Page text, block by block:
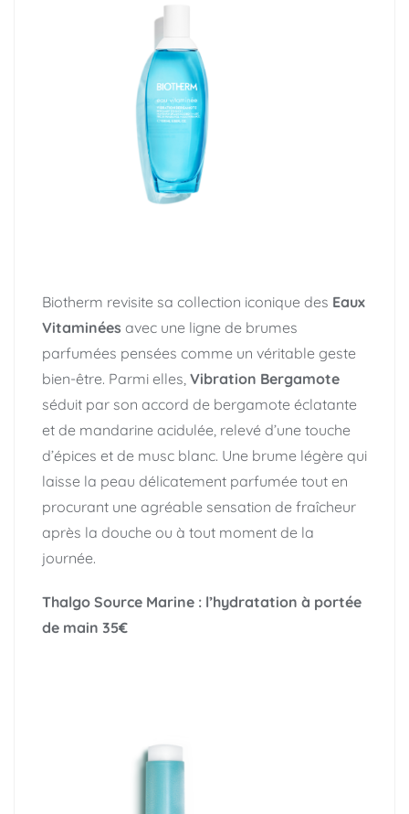
Biotherm revisite sa collection iconique des Eaux
Vitaminées avec une ligne de brumes
parfumées pensées comme un véritable geste
bien-être. Parmi elles, Vibration Bergamote
séduit par son accord de bergamote éclatante
et de mandarine acidulée, relevé d’une touche
d’épices et de musc blanc. Une brume légère qui
laisse la peau délicatement parfumée tout en
procurant une agréable sensation de fraîcheur
après la douche ou à tout moment de la
journée.
Thalgo Source Marine : l’hydratation à portée
de main 35€